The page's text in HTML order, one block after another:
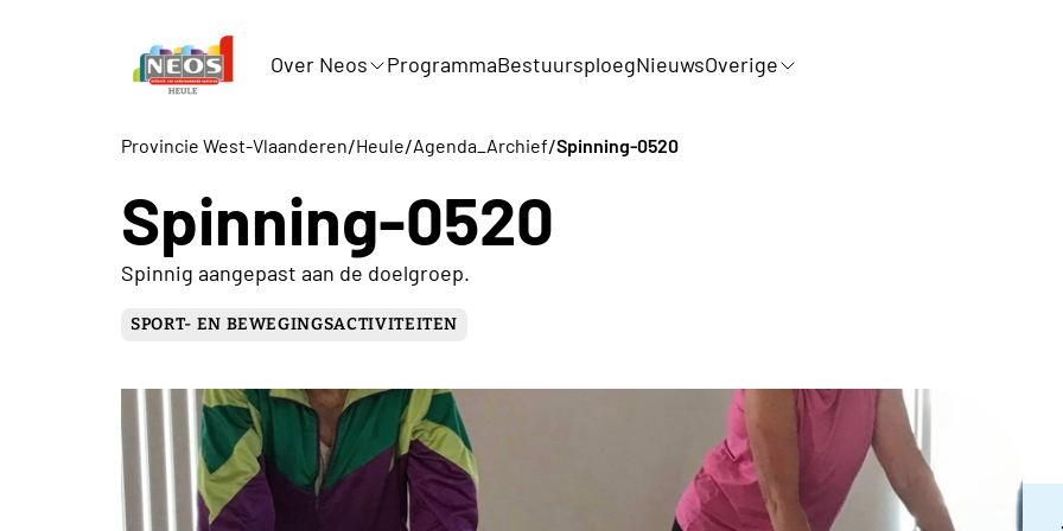
Over Neos ProgrammaBestuursploegNieuwsOverige
Provincie West-Vlaanderen/Heule/Agenda_Archief/Spinning-0520
Spinning-0520
Spinnig aangepast aan de doelgroep.
SPORT- EN BEWEGINGSACTIVITEITEN